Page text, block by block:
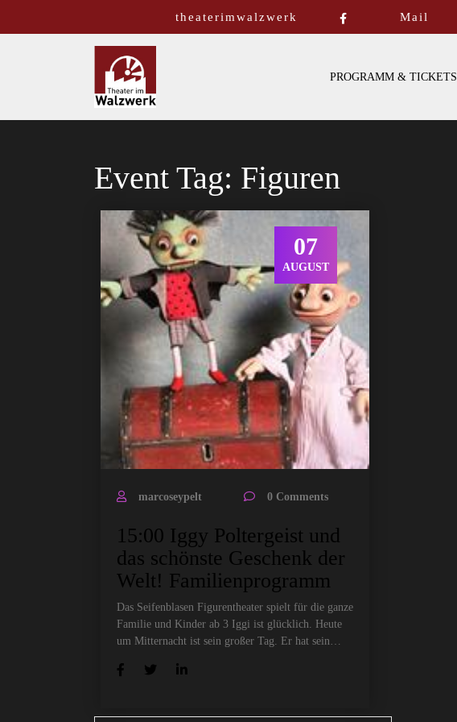
theaterimwalzwerk Mail
PROGRAMM & TICKETS
Event Tag: Figuren
07
AUGUST
marcoseypelt 0 Comments
15:00 Iggy Poltergeist und
das schönste Geschenk der
Welt! Familienprogramm
Das Seifenblasen Figurentheater spielt für die ganze
Familie und Kinder ab 3 Iggi ist glücklich. Heute
um Mitternacht ist sein großer Tag. Er hat sein…